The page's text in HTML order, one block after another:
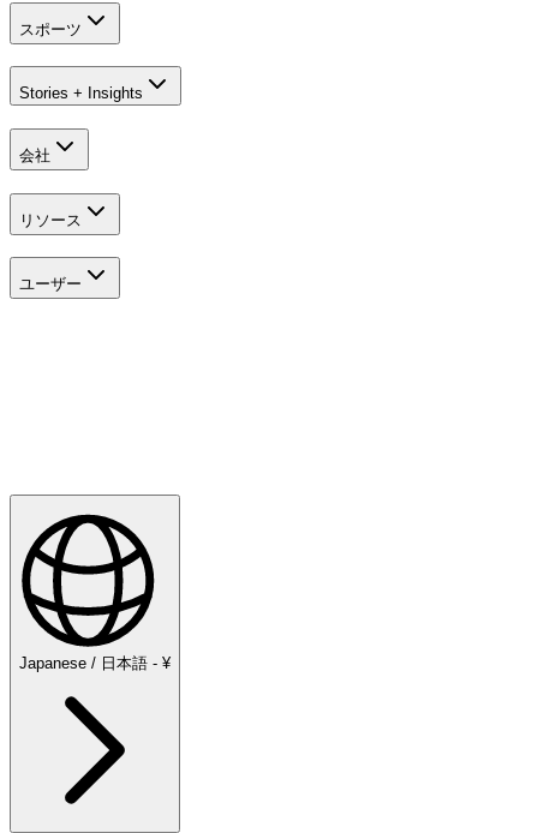
スポーツ
Stories + Insights
会社
リソース
ユーザー
Japanese / 日本語 - ¥